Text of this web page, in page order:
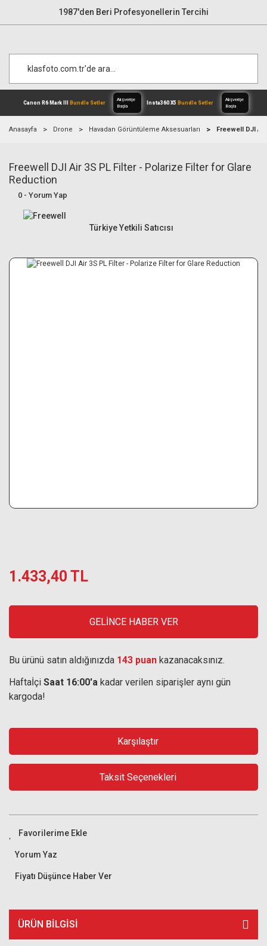
1987'den Beri Profesyonellerin Tercihi
Canon R6 Mark IIIBundle Setler
Alışverişe
Anasayfa Drone Havadan Görüntüleme Aksesuarları Freewell DJI
Freewell DJI Air 3S PL Filter - Polarize Filter for Glare
Reduction
0 - Yorum Yap
Türkiye Yetkili Satıcısı
1.433,40 TL
GELİNCE HABER VER
Bu ürünü satın aldığınızda 143 puan kazanacaksınız.
Haftaİçi Saat 16:00'a kadar verilen siparişler aynı gün
kargoda!
Karşılaştır
Taksit Seçenekleri
Yorum Yaz
Fiyatı Düşünce Haber Ver
ÜRÜN BILGISI